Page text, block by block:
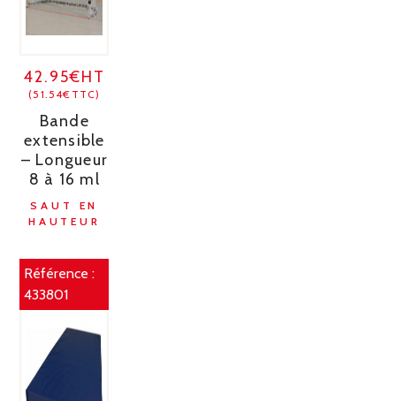
42.95€HT
(51.54€TTC)
Bande
extensible
– Longueur
8 à 16 ml
SAUT EN
HAUTEUR
Référence :
433801